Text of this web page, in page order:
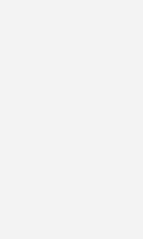
Next Studio
Osterweddingen
gekürt
Semco